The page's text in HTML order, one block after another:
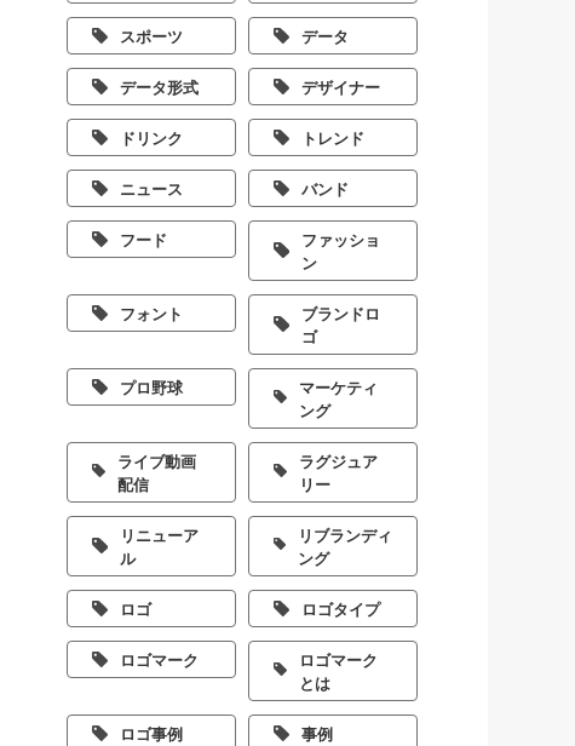
スポーツ データ
データ形式 デザイナー
ドリンク トレンド
ニュース バンド
フード
ファッショ
ン
フォント
ブランドロ
ゴ
プロ野球
マーケティ
ング
ライブ動画
配信
ラグジュア
リー
リニューア
ル
リブランディ
ング
ロゴ ロゴタイプ
ロゴマーク
ロゴマーク
とは
ロゴ事例 事例